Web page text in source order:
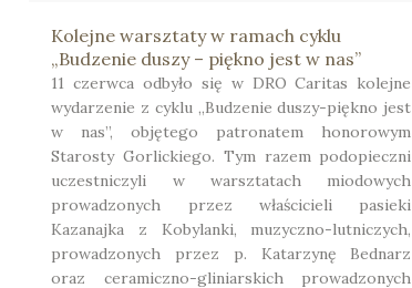
Kolejne warsztaty w ramach cyklu
„Budzenie duszy – piękno jest w nas”
11 czerwca odbyło się w DRO Caritas kolejne
wydarzenie z cyklu „Budzenie duszy-piękno jest
w nas”, objętego patronatem honorowym
Starosty Gorlickiego. Tym razem podopieczni
uczestniczyli w warsztatach miodowych
prowadzonych przez właścicieli pasieki
Kazanajka z Kobylanki, muzyczno-lutniczych,
prowadzonych przez p. Katarzynę Bednarz
oraz ceramiczno-gliniarskich prowadzonych